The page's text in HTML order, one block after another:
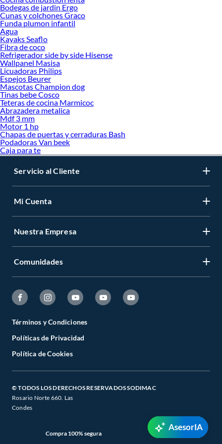
Bodegas de jardin Ergo
Cunas y colchones Graco
Funda plumon infantil
Agua
Kayaks Seaflo
Fibra de coco
Refrigerador side by side Hisense
Wallpanel Masisa
Licuadoras Philips
Espejos Beurer
Mascotas Champion dog
Tinas bebe Cosco
Teteras de cocina Marmicoc
Abrazadera metalica
Mdf 3 mm
Motor 1 hp
Chapas de puertas y cerraduras Bash
Podadoras Van beek
Caja para te
Servicio al Cliente
Mi Cuenta
Nuestra Empresa
Comunidades
Términos y Condiciones
Políticas de Privacidad
Política de Cookies
© TODOS LOS DERECHOS RESERVADOS SODIMAC
Rosario Norte 660. Las
Condes
Compra 100% segura
AsesorIA